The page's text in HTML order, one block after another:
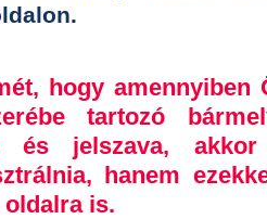
hogy amennyiben
tartozó
és jelszava,
hanem
is.